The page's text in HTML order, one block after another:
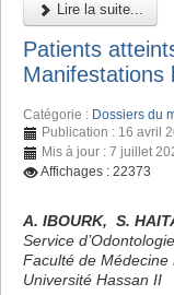
Lire la suite...
Patients
Manifestations
Catégorie : Dossiers du
Publication : 16 avril
Mis à jour : 7 juillet
Affichages : 22373
A. IBOURK, S.
Service
Faculté de Médecine
Université Hassan II